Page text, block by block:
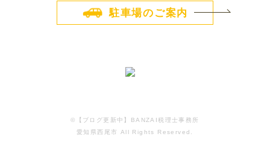
駐車場のご案内
©️【ブログ更新中】BANZAI税理士事務所
愛知県西尾市 All Rights Reserved.